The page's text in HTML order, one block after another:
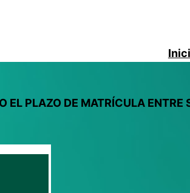
EL PLAZO DE MATRÍCULA ENTRE